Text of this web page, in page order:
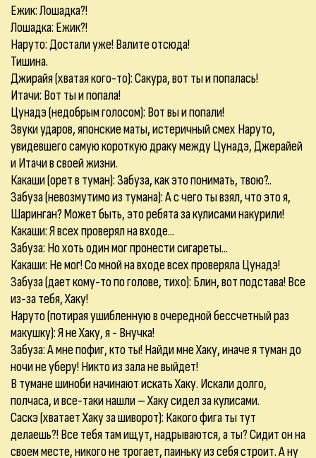
Ежик: Лошадка?!
Лошадка: Ежик?!
Наруто: Достали уже! Валите отсюда!
Тишина.
Джирайя (хватая кого-то): Сакура, вот ты и попалась!
Итачи: Вот ты и попала!
Цунадэ (недобрым голосом): Вот вы и попали!
Звуки ударов, японские маты, истеричный смех Наруто,
увидевшего самую короткую драку между Цунадэ, Джерайей
и Итачи в своей жизни.
Какаши (орет в туман): Забуза, как это понимать, твою?..
Забуза (невозмутимо из тумана): А с чего ты взял, что это я,
Шаринган? Может быть, это ребята за кулисами накурили!
Какаши: Я всех проверял на входе...
Забуза: Но хоть один мог пронести сигареты...
Какаши: Не мог! Со мной на входе всех проверяла Цунадэ!
Забуза (дает кому-то по голове, тихо): Блин, вот подстава! Все
из-за тебя, Хаку!
Наруто (потирая ушибленную в очередной бессчетный раз
макушку): Я не Хаку, я - Внучка!
Забуза: А мне пофиг, кто ты! Найди мне Хаку, иначе я туман до
ночи не уберу! Никто из зала не выйдет!
В тумане шиноби начинают искать Хаку. Искали долго,
полчаса, и все-таки нашли – Хаку сидел за кулисами.
Саскэ (хватает Хаку за шиворот): Какого фига ты тут
делаешь?! Все тебя там ищут, надрываются, а ты? Сидит он на
своем месте, никого не трогает, паиньку из себя строит. А ну